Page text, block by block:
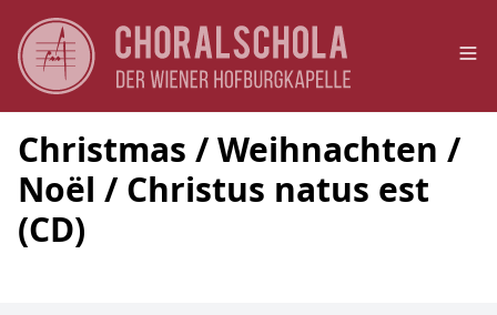
Christmas / Weihnachten /
Noël / Christus natus est
(CD)